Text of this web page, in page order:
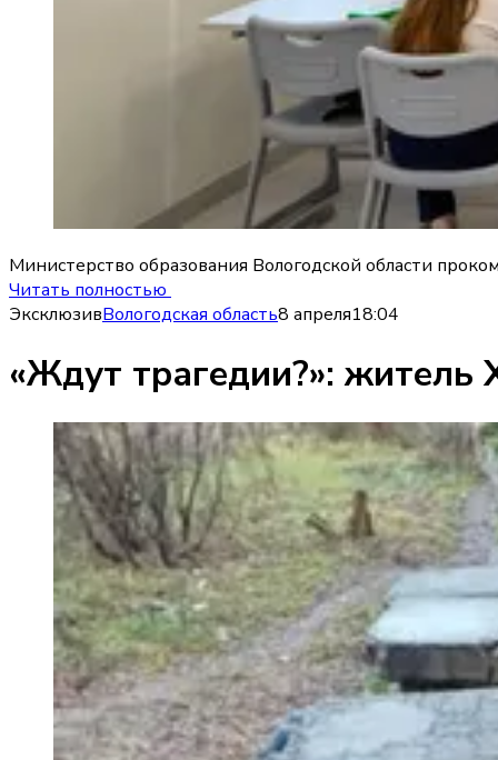
Министерство образования Вологодской области
Читать полностью
ЭксклюзивВологодская область8 апреля18:04
«Ждут трагедии?»: житель